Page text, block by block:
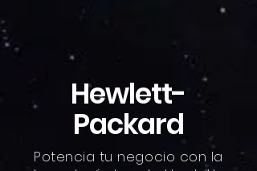
Hewlett-
Packard
Potencia tu negocio con la